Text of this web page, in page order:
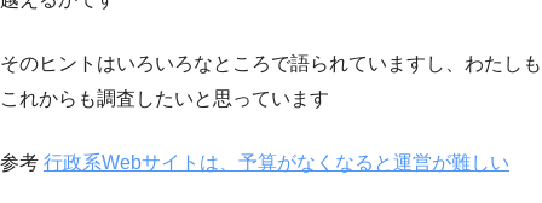
そのヒントはいろいろなところで語られていますし、わたしも
これからも調査したいと思っています
参考 行政系Webサイトは、予算がなくなると運営が難しい